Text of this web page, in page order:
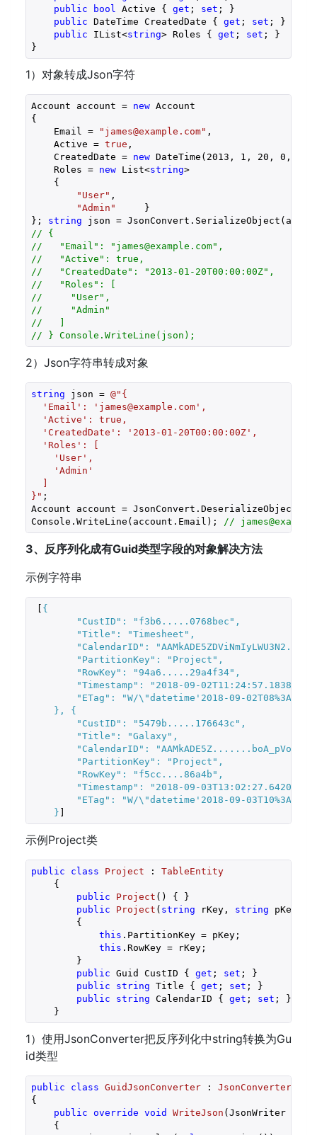
public
bool Active { get ; set ; }
public DateTime CreatedDate { get ; set ; }
public IList<string> Roles { get ; set ; }
}
1）对象转成Json字符
Account account = new Account
{
    Email =
"james@example.com" ,
    Active =
true ,
    CreatedDate =
new DateTime( 2013 , 1 , 20 , 0 ,
    Roles =
new List<string>
    {
"User" ,
"Admin"
     }
}; string
// {
//   "Email": "james@example.com",
//   "Active": true,
//   "CreatedDate": "2013-01-20T00:00:00Z",
//   "Roles": [
//     "User",
//     "Admin"
//   ]
// } Console.WriteLine(json);
2）Json字符串转成对象
string json = @"{
'Email': 'james@example.com',
'Active': true,
'CreatedDate': '2013-01-20T00:00:00Z',
'Roles': [
'User',
'Admin'
]
}" ;
Account account =
Console.WriteLine(account.Email);
//
3、反序列化成有Guid类型字段的对象解决方法
示例字符串
[ {
"CustID" : "f3b6.....0768bec" ,
"Title" : "Timesheet" ,
"CalendarID" :
"PartitionKey" : "Project" ,
"RowKey" : "94a6.....29a4f34" ,
"Timestamp" :
"2018-09-
"ETag" : "W/\"datetime'2018-09-
}, {
"CustID" : "5479b.....176643c" ,
"Title" : "Galaxy" ,
"CalendarID" :
"PartitionKey" : "Project" ,
"RowKey" : "f5cc....86a4b" ,
"Timestamp" :
"2018-09-
"ETag" : "W/\"datetime'2018-09-
} ]
示例Project类
public class Project : TableEntity
{
public
Project ( ) { }
public
Project ( string rKey, string pKey =
{
this .PartitionKey = pKey;
this .RowKey = rKey;
}
public Guid CustID { get ; set ; }
public
string Title { get ; set ; }
public
string CalendarID { get ; set ; }
}
1）使用JsonConverter把反序列化中string转换为Gu
id类型
public class GuidJsonConverter : JsonConverter
{
public override void WriteJson (JsonWriter
{